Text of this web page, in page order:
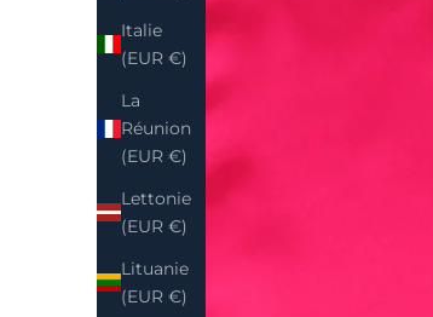
Italie
(EUR €)
La
Réunion
(EUR €)
Lettonie
(EUR €)
Lituanie
(EUR €)